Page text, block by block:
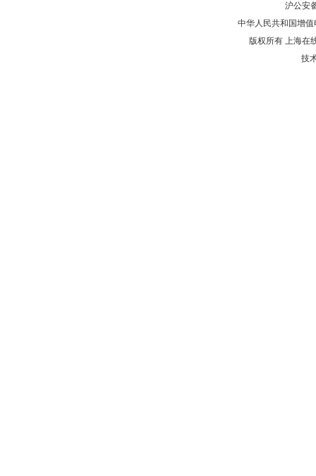
沪公安
中华人民共和国增
版权所有 上海在
技